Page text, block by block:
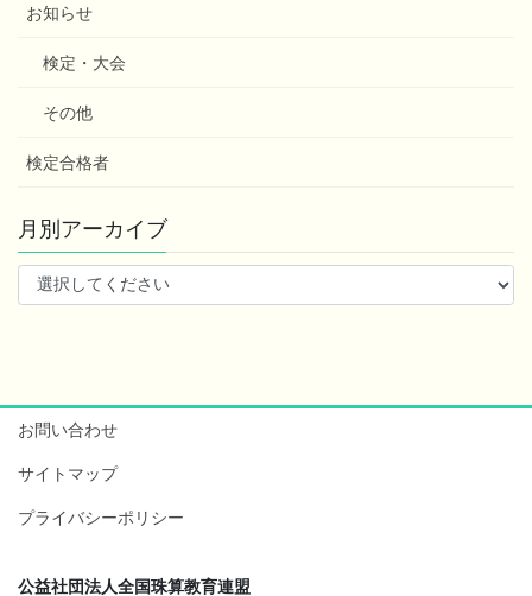
お知らせ
検定・大会
その他
検定合格者
月別アーカイブ
お問い合わせ
サイトマップ
プライバシーポリシー
公益社団法人全国珠算教育連盟